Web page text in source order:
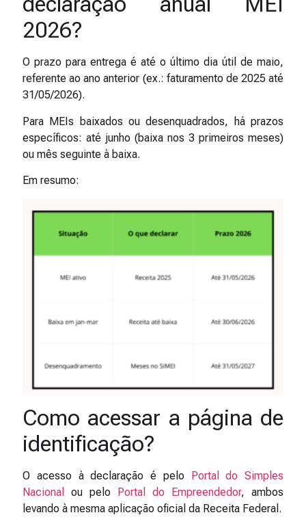
2026?
O prazo para entrega é até o último dia útil de maio,
referente ao ano anterior (ex.: faturamento de 2025 até
31/05/2026).
Para MEIs baixados ou desenquadrados, há prazos
específicos: até junho (baixa nos 3 primeiros meses)
ou mês seguinte à baixa.
Em resumo:
Como acessar a página de
identificação?
O acesso à declaração é pelo Portal do Simples
Nacional
ou pelo Portal do Empreendedor, ambos
levando à mesma aplicação oficial da Receita Federal.